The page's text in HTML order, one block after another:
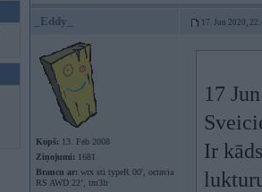
_Eddy_ 17. Jun 2020,
Kopš: 13. Feb 2008
Ziņojumi: 1681
Braucu ar: wrx sti typeR 00', octavia
RS AWD 22’, tm3lr
17
Ir